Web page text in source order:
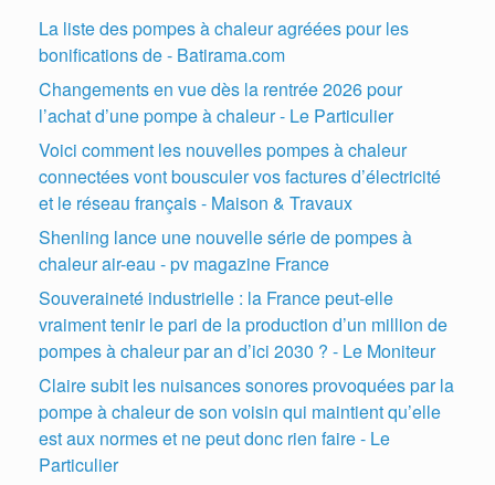
La liste des pompes à chaleur agréées pour les
bonifications de - Batirama.com
Changements en vue dès la rentrée 2026 pour
l’achat d’une pompe à chaleur - Le Particulier
Voici comment les nouvelles pompes à chaleur
connectées vont bousculer vos factures d’électricité
et le réseau français - Maison & Travaux
Shenling lance une nouvelle série de pompes à
chaleur air-eau - pv magazine France
Souveraineté industrielle : la France peut-elle
vraiment tenir le pari de la production d’un million de
pompes à chaleur par an d’ici 2030 ? - Le Moniteur
Claire subit les nuisances sonores provoquées par la
pompe à chaleur de son voisin qui maintient qu’elle
est aux normes et ne peut donc rien faire - Le
Particulier